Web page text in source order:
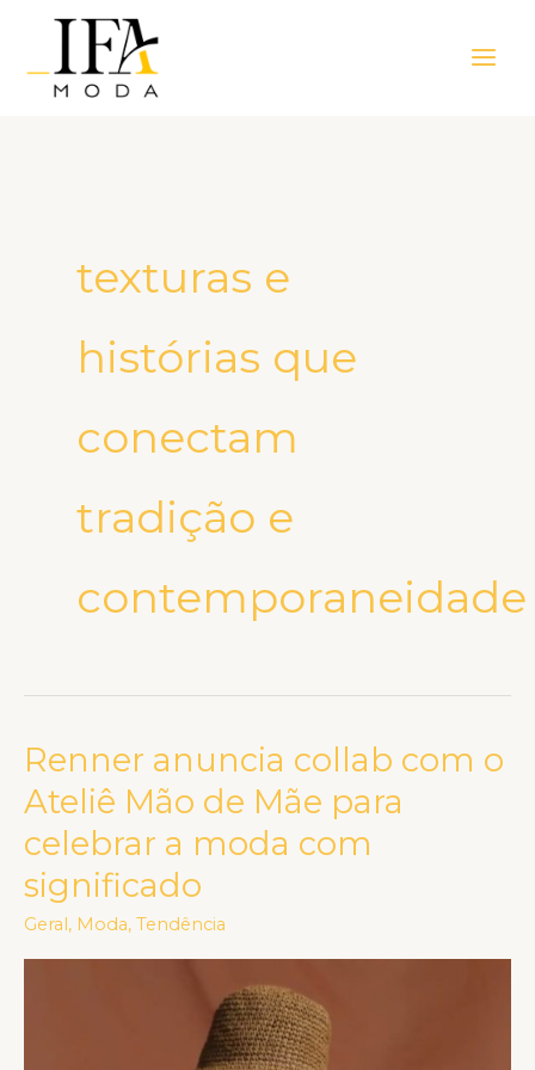
Menu
texturas e
histórias que
conectam
tradição e
contemporaneidade
Renner anuncia collab com o
Ateliê Mão de Mãe para
celebrar a moda com
significado
Geral , Moda, Tendência
Renner
anuncia
collab
com
o
Ateliê